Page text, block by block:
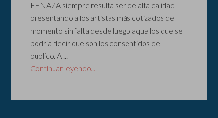
FENAZA siempre resulta ser de alta calidad
presentando a los artistas más cotizados del
momento sin falta desde luego aquellos que se
podría decir que son los consentidos del
publico. A ...
Continuar leyendo...